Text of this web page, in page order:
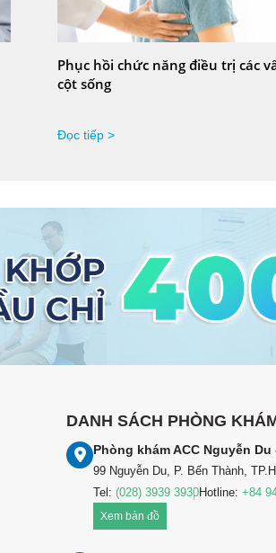
Phục hồi chức năng điều trị các
cột sống
Đọc tiếp >
DANH SÁCH PHÒNG
Phòng khám ACC Nguyễn Du
99 Nguyễn Du, P. Bến Thành,
Tel: (028) 3939 3930Hotline: +84
Xem bản đồ